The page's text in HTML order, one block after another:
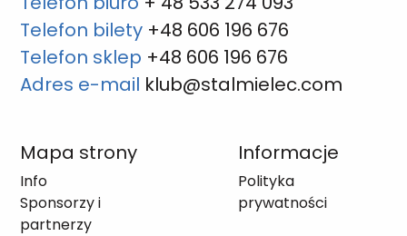
Telefon bilety +48 606 196 676
Telefon sklep +48 606 196 676
Adres e-mail klub@stalmielec.com
Mapa strony
Info
Sponsorzy i
partnerzy
Informacje
Polityka
prywatności